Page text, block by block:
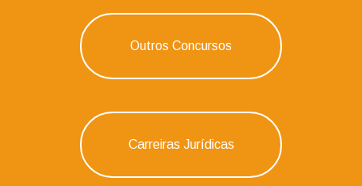
Outros Concursos
Carreiras Jurídicas